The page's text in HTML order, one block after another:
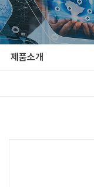
제품소개